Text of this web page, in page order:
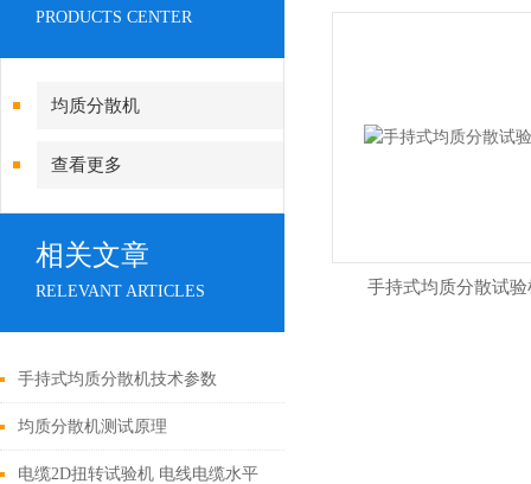
PRODUCTS CENTER
均质分散机
查看更多
相关文章
RELEVANT ARTICLES
手持式均质分散机技术参数
均质分散机测试原理
电缆2D扭转试验机 电线电缆水平
手持式均质分散试验